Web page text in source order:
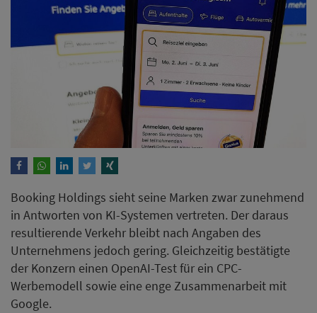
Booking Holdings sieht seine Marken zwar zunehmend
in Antworten von KI-Systemen vertreten. Der daraus
resultierende Verkehr bleibt nach Angaben des
Unternehmens jedoch gering. Gleichzeitig bestätigte
der Konzern einen OpenAI-Test für ein CPC-
Werbemodell sowie eine enge Zusammenarbeit mit
Google.